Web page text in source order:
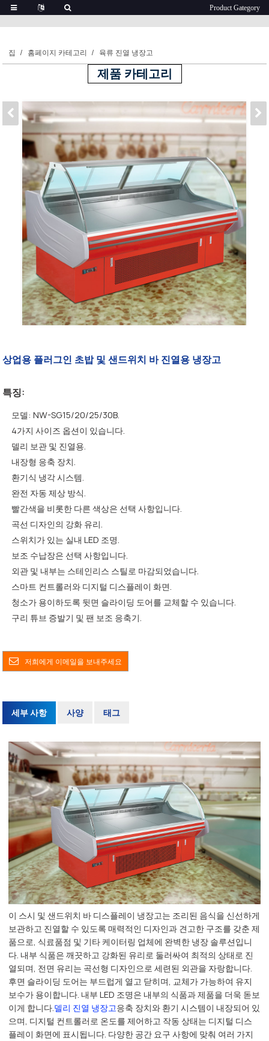
집 홈페이지 카테고리 육류 진열 냉장고
제품 카테고리
상업용 플러그인 초밥 및 샌드위치 바 진열용 냉장고
특징:
모델: NW-SG15/20/25/30B.
4가지 사이즈 옵션이 있습니다.
델리 보관 및 진열용.
내장형 응축 장치.
환기식 냉각 시스템.
완전 자동 제상 방식.
빨간색을 비롯한 다른 색상은 선택 사항입니다.
곡선 디자인의 강화 유리.
스위치가 있는 실내 LED 조명.
보조 수납장은 선택 사항입니다.
외관 및 내부는 스테인리스 스틸로 마감되었습니다.
스마트 컨트롤러와 디지털 디스플레이 화면.
청소가 용이하도록 뒷면 슬라이딩 도어를 교체할 수 있습니다.
구리 튜브 증발기 및 팬 보조 응축기.
저희에게 이메일을 보내주세요
세부 사항 사양 태그
이 스시 및 샌드위치 바 디스플레이 냉장고는 조리된 음식을 신선하게
보관하고 진열할 수 있도록 매력적인 디자인과 견고한 구조를 갖춘 제
품으로, 식료품점 및 기타 케이터링 업체에 완벽한 냉장 솔루션입니
다. 내부 식품은 깨끗하고 강화된 유리로 둘러싸여 최적의 상태로 진
열되며, 전면 유리는 곡선형 디자인으로 세련된 외관을 자랑합니다.
후면 슬라이딩 도어는 부드럽게 열고 닫히며, 교체가 가능하여 유지
보수가 용이합니다. 내부 LED 조명은 내부의 식품과 제품을 더욱 돋보
이게 합니다.델리 진열 냉장고응축 장치와 환기 시스템이 내장되어 있
으며, 디지털 컨트롤러로 온도를 제어하고 작동 상태는 디지털 디스
플레이 화면에 표시됩니다. 다양한 공간 요구 사항에 맞춰 여러 가지